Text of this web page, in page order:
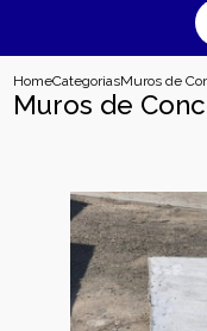
HomeCategoriasMuros de
Muros de